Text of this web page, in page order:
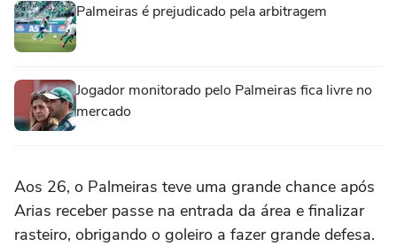
Palmeiras é prejudicado pela arbitragem
Jogador monitorado pelo Palmeiras fica livre no
mercado
Aos 26, o Palmeiras teve uma grande chance após
Arias receber passe na entrada da área e finalizar
rasteiro, obrigando o goleiro a fazer grande defesa.